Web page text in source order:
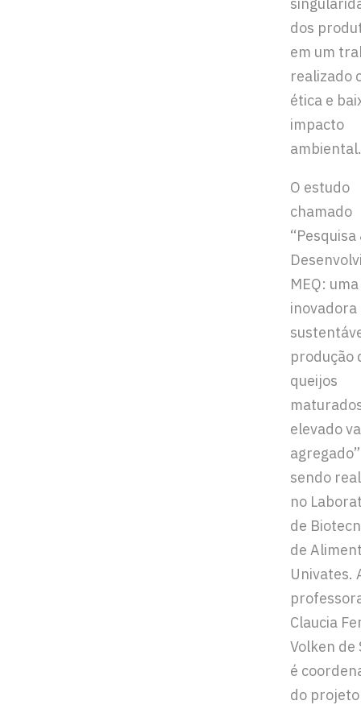
dos
em um
realizado
ética e
impacto
ambiental.
O estudo
chamado
“Pesquisa
MEQ: uma
inovadora
produção
queijos
elevado
sendo
no
de
de
Univates.
Claucia
Volken de
é
do